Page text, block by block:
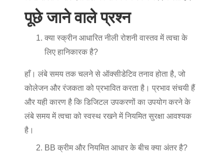
पूछे जाने वाले प्रश्न
क्या स्क्रीन आधारित नीली रोशनी वास्तव में त्वचा के
लिए हानिकारक है?
हाँ। लंबे समय तक चलने से ऑक्सीडेटिव तनाव होता है, जो
कोलेजन और रंजकता को प्रभावित करता है। प्रभाव संचयी हैं
और यही कारण है कि डिजिटल उपकरणों का उपयोग करने के
लंबे समय में त्वचा को स्वस्थ रखने में नियमित सुरक्षा आवश्यक
है।
BB क्रीम और नियमित आधार के बीच क्या अंतर है?